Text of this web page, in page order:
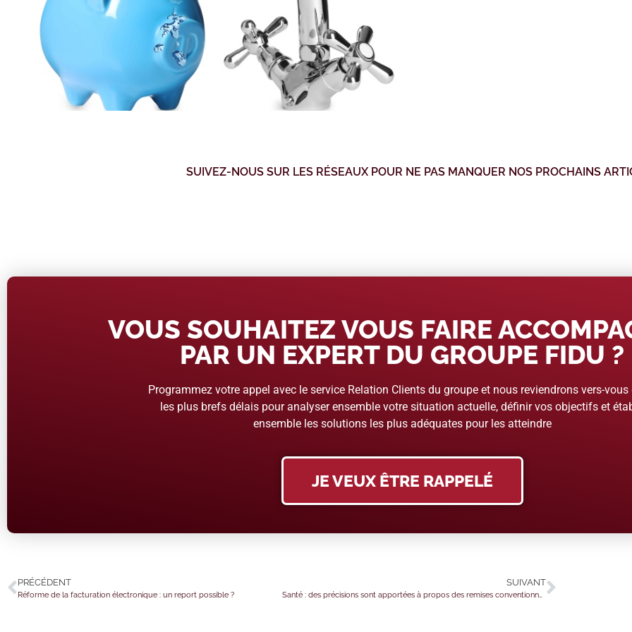
SUIVEZ-NOUS SUR LES RÉSEAUX POUR NE PAS MANQUER NOS PROCHAINS
VOUS SOUHAITEZ VOUS FAIRE
PAR UN EXPERT DU GROUPE FIDU ?
Programmez votre appel avec le service Relation Clients du groupe et nous reviendrons vers-vous
les plus brefs délais pour analyser ensemble votre situation actuelle, définir vos objectifs et
ensemble les solutions les plus adéquates pour les atteindre
JE VEUX ÊTRE RAPPELÉ
PRÉCÉDENT
Réforme de la facturation électronique : un report possible ?
SUIVANT
Santé : des précisions sont apportées à propos des remises conventionnées